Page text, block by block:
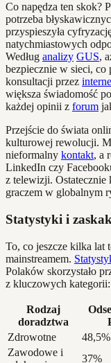
Co napędza ten skok?
potrzeba
przyspieszyła
natychmiastowych
Według analizy GUS,
bezpiecznie w sieci, co
konsultacji przez
większa świadomość
każdej opinii z forum
Przejście do świata
kulturowej rewolucji.
nieformalny kontakt, a
LinkedIn czy
z telewizji. Ostatecznie
graczem w globalnym
Statystyki i
To, co jeszcze kilka lat
mainstreamem.
Polaków skorzystało
z kluczowych
Rodzaj
doradztwa
Zdrowotne
48,5%
Zawodowe i
37%